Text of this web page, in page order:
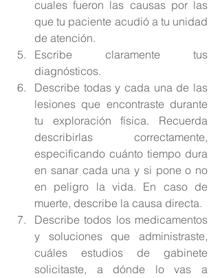
cuales fueron las causas por las
que tu paciente acudió a tu unidad
de atención.
Escribe claramente tus
diagnósticos.
Describe todas y cada una de las
lesiones que encontraste durante
tu exploración física. Recuerda
describirlas correctamente,
especificando cuánto tiempo dura
en sanar cada una y si pone o no
en peligro la vida. En caso de
muerte, describe la causa directa.
Describe todos los medicamentos
y soluciones que administraste,
cuáles estudios de gabinete
solicitaste, a dónde lo vas a